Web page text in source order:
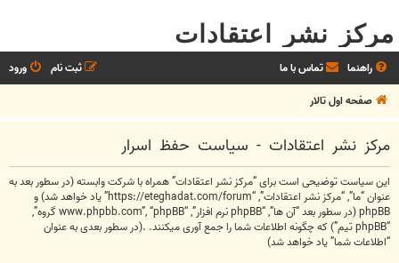
مرکز نشر اعتقادات
راهنما تماس با ما ورود
ثبت نام
صفحه اول تالار
مرکز نشر اعتقادات - سیاست حفظ اسرار
این سیاست توضیحی است برای “مرکز نشر اعتقادات” همراه با شرکت وابسته (در سطور بعد به
عنوان “ما”, “مرکز نشر اعتقادات”, “https://eteghadat.com/forum” یاد خواهد شد) و
phpBB (در سطور بعد “آن ها”, “phpBB نرم افزار”, “www.phpbb.com”, “phpBB گروه”,
“phpBB تیم”) که چگونه اطلاعات شما را جمع آوری میکنند. .(در سطور بعدی به عنوان
“اطلاعات شما” یاد خواهد شد)